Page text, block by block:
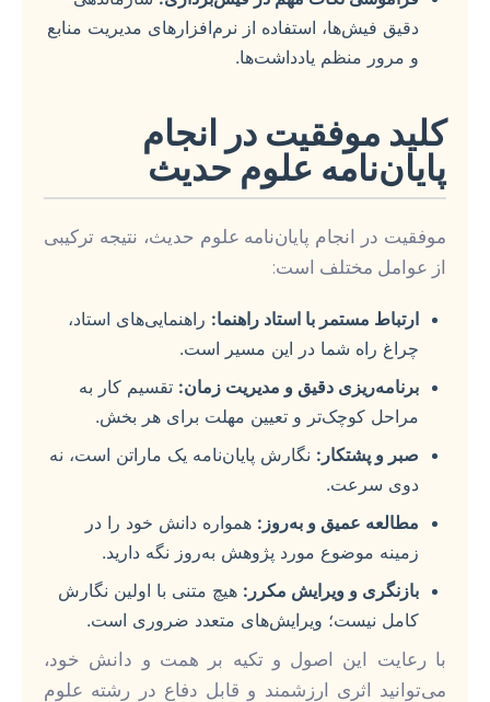
دقیق فیش‌ها، استفاده از نرم‌افزارهای مدیریت منابع
و مرور منظم یادداشت‌ها.
کلید موفقیت در انجام
پایان‌نامه علوم حدیث
موفقیت در انجام پایان‌نامه علوم حدیث، نتیجه ترکیبی
از عوامل مختلف است:
ارتباط مستمر با استاد راهنما: راهنمایی‌های استاد،
چراغ راه شما در این مسیر است.
برنامه‌ریزی دقیق و مدیریت زمان: تقسیم کار به
مراحل کوچک‌تر و تعیین مهلت برای هر بخش.
صبر و پشتکار: نگارش پایان‌نامه یک ماراتن است، نه
دوی سرعت.
مطالعه عمیق و به‌روز: همواره دانش خود را در
زمینه موضوع مورد پژوهش به‌روز نگه دارید.
بازنگری و ویرایش مکرر: هیچ متنی با اولین نگارش
کامل نیست؛ ویرایش‌های متعدد ضروری است.
با رعایت این اصول و تکیه بر همت و دانش خود،
می‌توانید اثری ارزشمند و قابل دفاع در رشته علوم